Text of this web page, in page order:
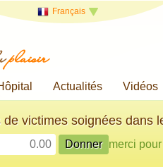
Français
plaisir
Actualités Vidéos
de victimes soignées dans
merci